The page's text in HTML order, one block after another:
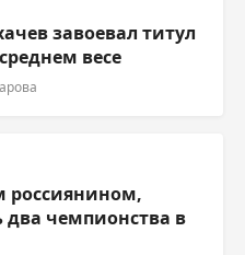
завоевал титул
весе
россиянином,
чемпионства в